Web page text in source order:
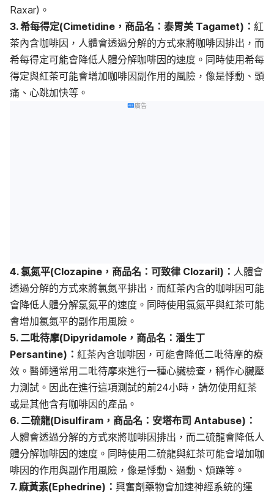
Raxar)。
3. 希每得定(Cimetidine，商品名：泰胃美 Tagamet)： 紅
茶內含咖啡因，人體會透過分解的方式來將咖啡因排出，而
希每得定可能會降低人體分解咖啡因的速度。同時使用希每
得定與紅茶可能會增加咖啡因副作用的風險，像是悸動、頭
痛、心跳加快等。
廣告
4. 氯氮平(Clozapine，商品名：可致律 Clozaril)： 人體會
透過分解的方式來將氯氮平排出，而紅茶內含的咖啡因可能
會降低人體分解氯氮平的速度。同時使用氯氮平與紅茶可能
會增加氯氮平的副作用風險。
5. 二吡待摩(Dipyridamole，商品名：潘生丁
Persantine)： 紅茶內含咖啡因，可能會降低二吡待摩的療
效。醫師通常用二吡待摩來進行一種心臟檢查，稱作心臟壓
力測試。因此在進行這項測試的前24小時，請勿使用紅茶
或是其他含有咖啡因的產品。
6. 二硫龍(Disulfiram，商品名：安塔布司 Antabuse)：
人體會透過分解的方式來將咖啡因排出，而二硫龍會降低人
體分解咖啡因的速度。同時使用二硫龍與紅茶可能會增加咖
啡因的作用與副作用風險，像是悸動、過動、煩躁等。
7. 麻黃素(Ephedrine)： 興奮劑藥物會加速神經系統的運